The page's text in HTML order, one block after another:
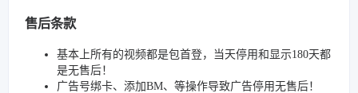
售后条款
基本上所有的视频都是包首登，当天停用和显示180天都
是无售后！
广告号绑卡、添加BM、等操作导致广告停用无售后！